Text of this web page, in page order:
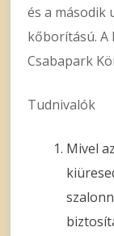
és a második
kőborítású. A
Csabapark
Tudnivalók
Mivel